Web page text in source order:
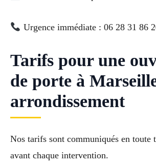
Urgence immédiate : 06 28 31 86
Tarifs pour une
de porte à
arrondissement
Nos tarifs sont communiqués en toute
avant chaque intervention.